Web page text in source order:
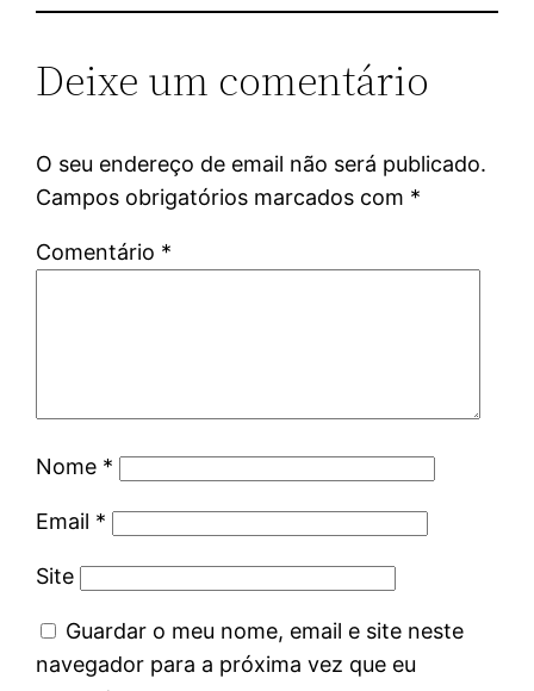
Deixe um comentário
O seu endereço de email não será publicado.
Campos obrigatórios marcados com *
Comentário *
Nome *
Email *
Site
Guardar o meu nome, email e site neste
navegador para a próxima vez que eu